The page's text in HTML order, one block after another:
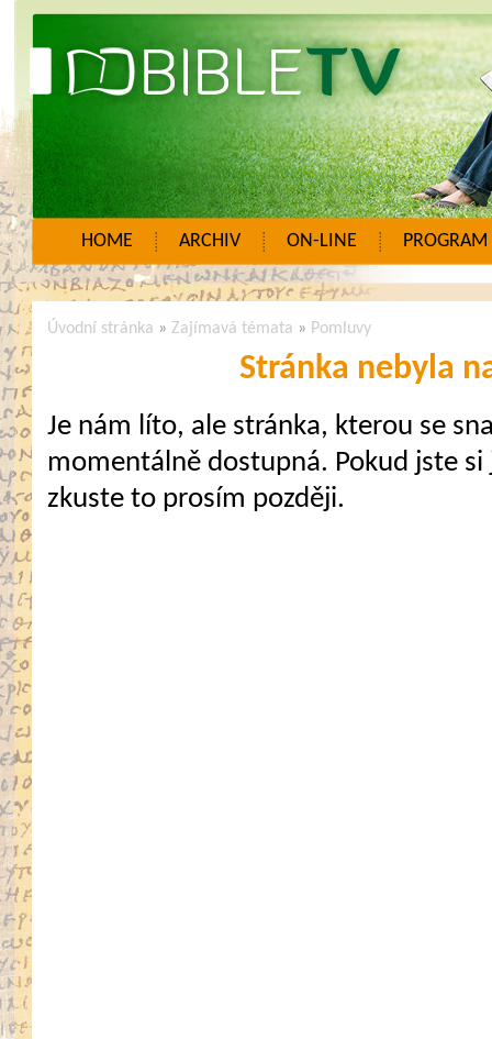
HOME ARCHIV ON-LINE PROGRAM
Úvodní stránka »Zajímavá témata » Pomluvy
Stránka nebyla
Je nám líto, ale stránka, kterou se
momentálně dostupná. Pokud jste
zkuste to prosím později.